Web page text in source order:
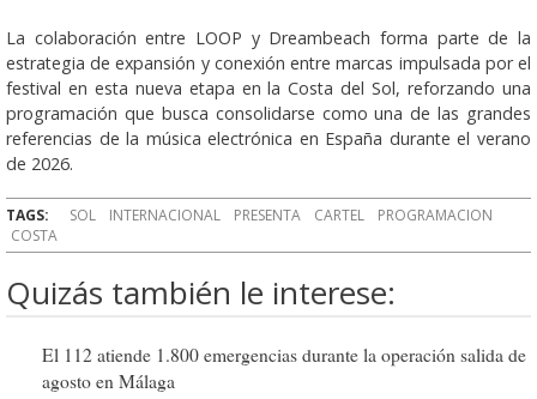
La colaboración entre LOOP y Dreambeach forma parte de la
estrategia de expansión y conexión entre marcas impulsada por el
festival en esta nueva etapa en la Costa del Sol, reforzando una
programación que busca consolidarse como una de las grandes
referencias de la música electrónica en España durante el verano
de 2026.
TAGS: SOL INTERNACIONAL PRESENTA CARTEL
PROGRAMACION
COSTA
Quizás también le interese:
El 112 atiende 1.800 emergencias durante la operación salida de
agosto en Málaga